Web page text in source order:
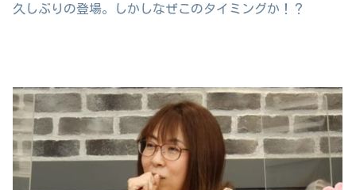
久しぶりの登場。しかしなぜこのタイミングか！？